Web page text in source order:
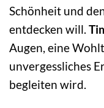
Schönheit und
entdecken will.
Augen, eine
unvergessliches
begleiten wird.